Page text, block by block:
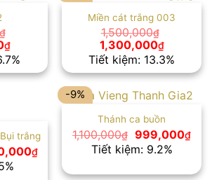
₫Giá
hiện
tại
là:
1,000,000₫.
Miền cát trắng 003
1,500,000₫
Giá
gốc
là:
1,500,000₫.
1,300,000₫Giá
hiện
tại
là:
Tiết kiệm: 13.3%
trắng
₫Giá
-9%
Thánh ca buồn
1,100,000₫ Giá
gốc
là:
999,000₫Giá
hiện
là:
Tiết kiệm: 9.2%